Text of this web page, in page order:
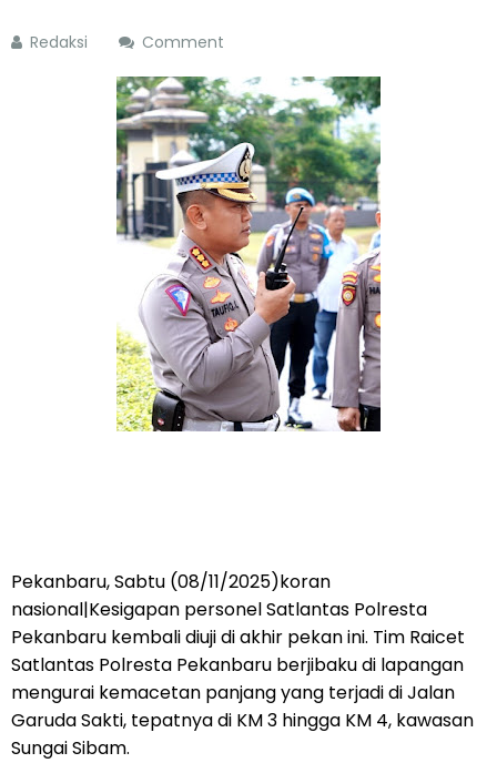
Redaksi Comment
Pekanbaru, Sabtu (08/11/2025)koran
nasional|Kesigapan personel Satlantas Polresta
Pekanbaru kembali diuji di akhir pekan ini. Tim Raicet
Satlantas Polresta Pekanbaru berjibaku di lapangan
mengurai kemacetan panjang yang terjadi di Jalan
Garuda Sakti, tepatnya di KM 3 hingga KM 4, kawasan
Sungai Sibam.